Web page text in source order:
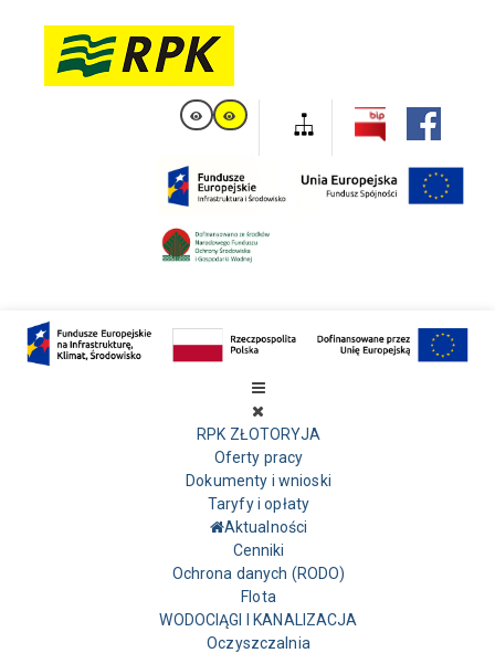
RPK ZŁOTORYJA
Oferty pracy
Dokumenty i wnioski
Taryfy i opłaty
Aktualności
Cenniki
Ochrona danych (RODO)
Flota
WODOCIĄGI I KANALIZACJA
Oczyszczalnia